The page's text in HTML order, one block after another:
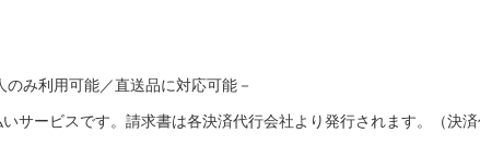
み利用可能／直送品に対応可能－
サービスです。請求書は各決済代行会社より発行されます。（決